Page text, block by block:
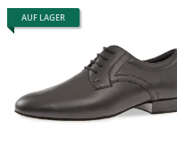
AUF LAGER